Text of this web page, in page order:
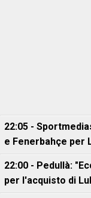
22:05 -
e Fenerbahçe per
22:00 - Pedullà:
per l'acquisto di